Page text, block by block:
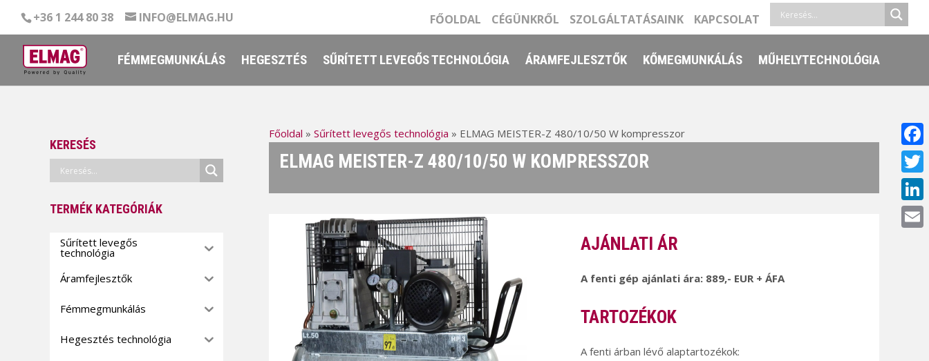
+36 1 244 80 38 INFO@ELMAG.HU FŐOLDAL CÉGÜNKRŐL SZOLGÁLTATÁSAINK KAPCSOLAT
FÉMMEGMUNKÁLÁS HEGESZTÉS SŰRÍTETT LEVEGŐS TECHNOLÓGIA ÁRAMFEJLESZTŐK KŐMEGMUNKÁLÁS MŰHELYTECHNOLÓGIA
Főoldal » Sűrített levegős technológia » ELMAG MEISTER-Z 480/10/50 W kompresszor
ELMAG MEISTER-Z 480/10/50 W KOMPRESSZOR
AJÁNLATI ÁR
A fenti gép ajánlati ára: 889,- EUR + ÁFA
TARTOZÉKOK
A fenti árban lévő alaptartozékok:
KERESÉS
TERMÉK KATEGÓRIÁK
Sűrített levegős
technológia
Áramfejlesztők
Fémmegmunkálás
Hegesztés technológia